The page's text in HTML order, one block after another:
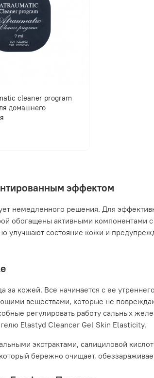
cleaner program
домашнего
эффектом
немедленного решения. Для
обогащены активными компонентами
состояние кожи и
за кожей. Все начинается с ее
веществами, которые не
регулировать работу сальных
Elastyd Cleancer Gel Skin Elasticity.
экстрактами, салициловой
бережно очищает,